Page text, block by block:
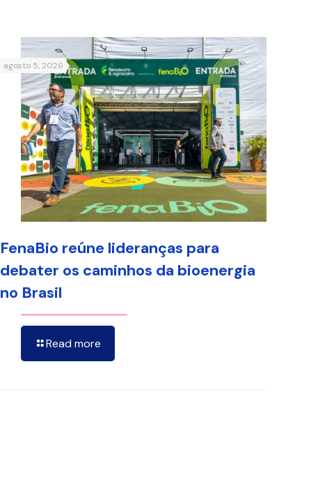
agosto 5, 2026
FenaBio reúne lideranças para
debater os caminhos da bioenergia
no Brasil
Read more